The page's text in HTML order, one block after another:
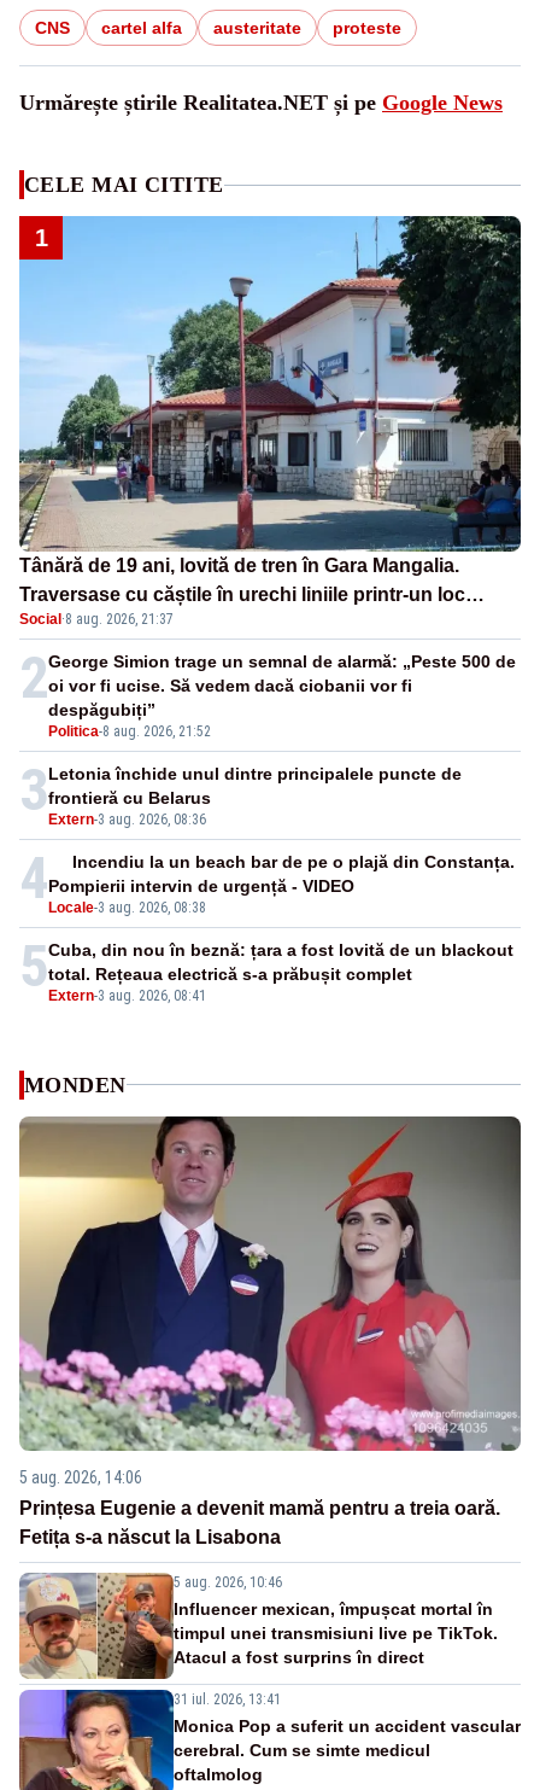
CNS cartel alfa austeritate proteste
Urmărește știrile Realitatea.NET și pe Google News
CELE MAI CITITE
1
Tânără de 19 ani, lovită de tren în Gara Mangalia.
Traversase cu căștile în urechi liniile printr-un loc
nepermis
Social·8 aug. 2026, 21:37
2
Politica-8 aug. 2026, 21:52
George Simion trage un semnal de alarmă: „Peste 500 de
oi vor fi ucise. Să vedem dacă ciobanii vor fi
despăgubiți”
3Extern-3 aug. 2026, 08:36
Letonia închide unul dintre principalele puncte de
frontieră cu Belarus
4Locale-3 aug. 2026, 08:38
Incendiu la un beach bar de pe o plajă din Constanța.
Pompierii intervin de urgență - VIDEO
5Extern-3 aug. 2026, 08:41
Cuba, din nou în beznă: țara a fost lovită de un blackout
total. Rețeaua electrică s-a prăbușit complet
MONDEN
5 aug. 2026, 14:06
Prințesa Eugenie a devenit mamă pentru a treia oară.
Fetița s-a născut la Lisabona
5 aug. 2026, 10:46
Influencer mexican, împușcat mortal în
timpul unei transmisiuni live pe TikTok.
Atacul a fost surprins în direct
31 iul. 2026, 13:41
Monica Pop a suferit un accident vascular
cerebral. Cum se simte medicul
oftalmolog